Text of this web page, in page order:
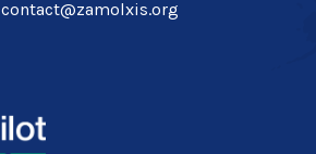
contact@zamolxis.org